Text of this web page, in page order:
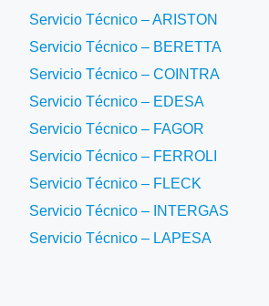
Servicio Técnico – ARISTON
Servicio Técnico – BERETTA
Servicio Técnico – COINTRA
Servicio Técnico – EDESA
Servicio Técnico – FAGOR
Servicio Técnico – FERROLI
Servicio Técnico – FLECK
Servicio Técnico – INTERGAS
Servicio Técnico – LAPESA